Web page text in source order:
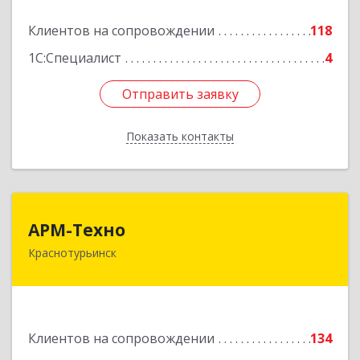
Клиентов на сопровождении
118
1С:Специалист
4
Отправить заявку
Показать контакты
Отправить заявку
Назад
АРМ-Техно
Краснотурьинск
Клиентов на сопровождении
134
624447, Свердловская обл, Краснотурьинск г,